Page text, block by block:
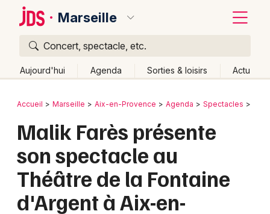
Marseille
Concert, spectacle, etc.
Aujourd'hui Agenda Sorties & loisirs Actu
Publier un événement
Grands événements
Activité & Expérience
Bordeaux
Colmar
Lille
Lyon
Retour
Accueil Marseille Aix-en-Provence Agenda Spectacles
Malik Farès présente
son spectacle au
Théâtre de la Fontaine
d'Argent à Aix-en-
Quoi ?
Où ?
Provence-Alpes-Côte-d'Azur
Partout
Près de moi
Changer de lieu
Quand ?
Effacer les dates
Aujourd'hui
Demain Ce week-end